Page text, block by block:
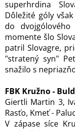
superhrdina
Dôležité góly
do dvojgólového
momente šlo
patril Slovagre,
"stratený syn"
snažilo s
FBK Kružno -
Giertli Martin 3,
Rasťo, Kmeť -
V zápase síce